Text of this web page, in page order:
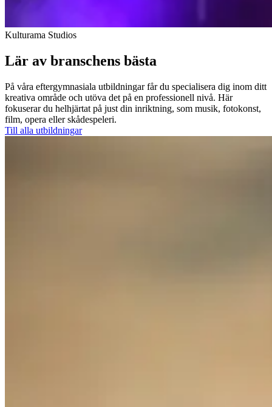
Kulturama Studios
Lär av branschens bästa
På våra eftergymnasiala utbildningar får du specialisera dig inom ditt
kreativa område och utöva det på en professionell nivå. Här
fokuserar du helhjärtat på just din inriktning, som musik, fotokonst,
film, opera eller skådespeleri.
Till alla utbildningar